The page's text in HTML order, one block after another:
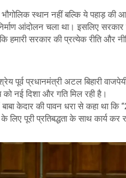
स्थान नहीं बल्कि ये पहाड़ की
आंदोलन चला था। इसलिए
हमारी सरकार की प्रत्येक रीति और
पूर्व प्रधानमंत्री अटल बिहारी
नई दिशा और गति मिल रही है।
केदार की पावन धरा से कहा था
पूरी प्रतिबद्धता के साथ कार्य